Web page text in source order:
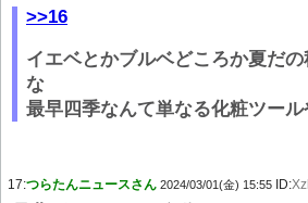
>>16
イエベとかブルベどころか夏だ
な
最早四季なんて単なる化粧ツール
17:つらたんニュースさん 2024/03/01(金) 15:55 ID: